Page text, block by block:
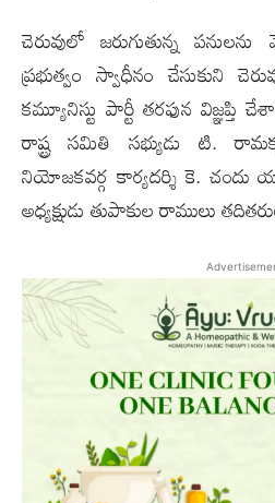
చెరువులో జరుగుతున్న
ప్రభుత్వం స్వాధీనం చేసుకుని
కమ్యూనిస్టు పార్టీ తరఫున
రాష్ట్ర సమితి సభ్యుడు టి.
నియోజకవర్గ కార్యదర్శి కె.
అధ్యక్షుడు తుపాకుల రాములు